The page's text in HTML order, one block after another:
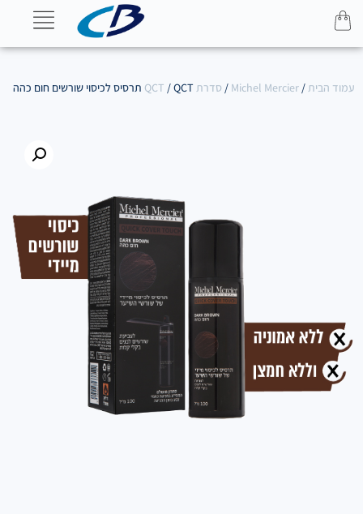
עמוד הבית/
Michel Mercier
/ סדרת QCT/ QCT תרסיס לכיסוי שורשים חום כהה